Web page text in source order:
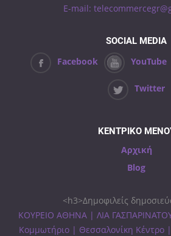
E-mail:
SOCIAL MEDIA
Facebook YouTube
Twitter
ΚΕΝΤΡΙΚΟ
Αρχική
Blog
<h3>Δημοφιλείς
ΚΟΥΡΕΙΟ ΑΘΗΝΑ | ΛΙΑ ΓΑΣΠΑΡΙΝΑΤΟΥ
Κομμωτήριο | Θεσσαλονίκη Κέντρο